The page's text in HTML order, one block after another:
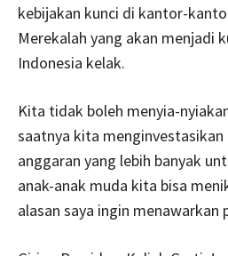
kebijakan kunci di kantor-
Merekalah yang akan menjadi
Indonesia kelak.
Kita tidak boleh menyia-
saatnya kita menginvestasikan
anggaran yang lebih banyak
anak-anak muda kita bisa
alasan saya ingin